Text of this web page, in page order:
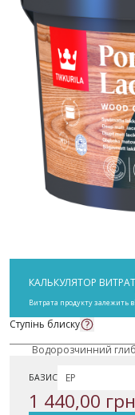
КАЛЬКУЛЯТОР ВИТРАТ
Витрата продукту залежить
Ступінь блиску
Водорозчинний
БАЗИС
1 440,00 грн